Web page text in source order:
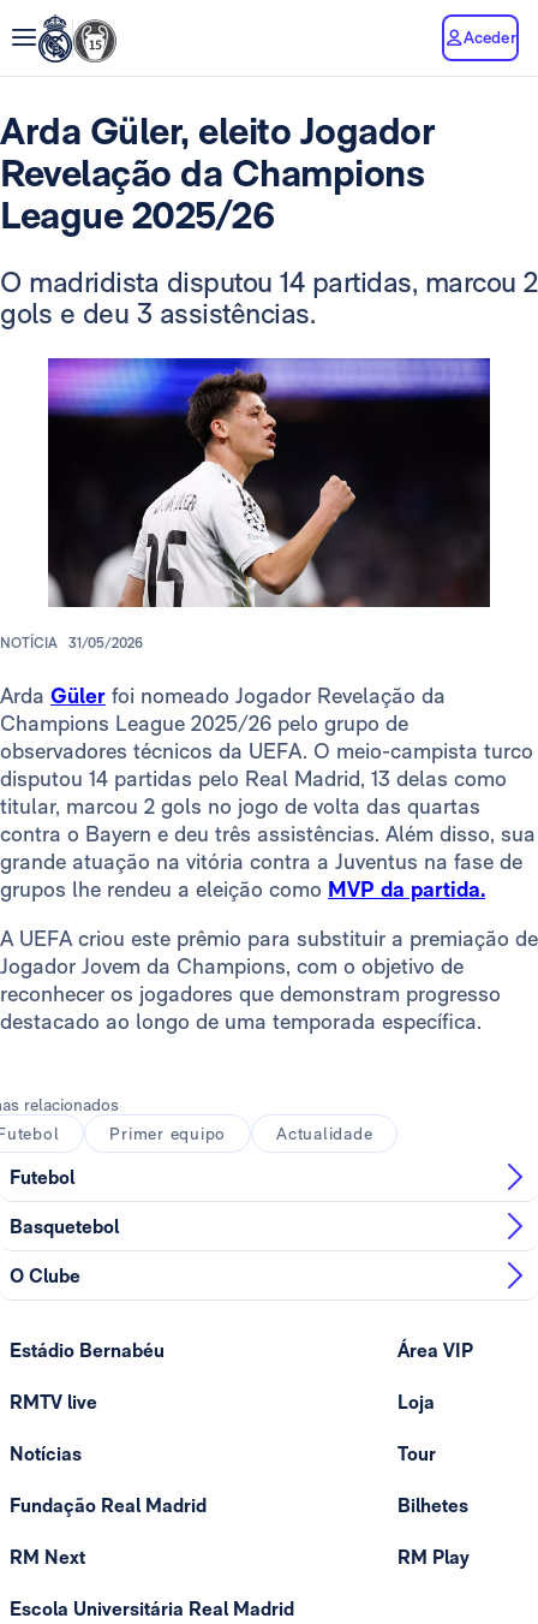
Aceder
Arda Güler, eleito Jogador
Revelação da Champions
League 2025/26
O madridista disputou 14 partidas, marcou 2
gols e deu 3 assistências.
NOTÍCIA 31/05/2026
Arda Güler foi nomeado Jogador Revelação da
Champions League 2025/26 pelo grupo de
observadores técnicos da UEFA. O meio-campista turco
disputou 14 partidas pelo Real Madrid, 13 delas como
titular, marcou 2 gols no jogo de volta das quartas
contra o Bayern e deu três assistências. Além disso, sua
grande atuação na vitória contra a Juventus na fase de
grupos lhe rendeu a eleição como MVP da partida.
A UEFA criou este prêmio para substituir a premiação de
Jogador Jovem da Champions, com o objetivo de
reconhecer os jogadores que demonstram progresso
destacado ao longo de uma temporada específica.
relacionados
Primer equipo Actualidade
Futebol
Basquetebol
O Clube
Estádio Bernabéu
RMTV live
Notícias
Fundação Real Madrid
RM Next
Escola Universitária Real Madrid
Área VIP
Loja
Tour
Bilhetes
RM Play